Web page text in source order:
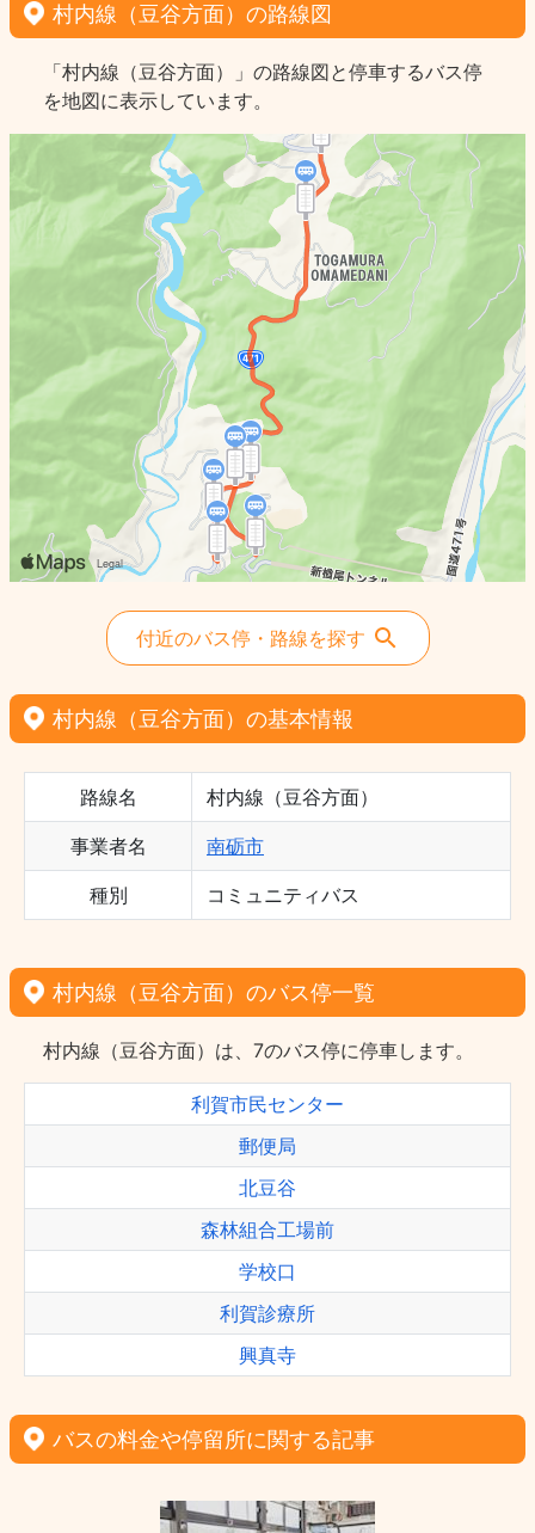
村内線（豆谷方面）の路線図
「村内線（豆谷方面）」の路線図と停車するバス停
を地図に表示しています。
付近のバス停・路線を探す
村内線（豆谷方面）の基本情報
路線名 村内線（豆谷方面）
事業者名 南砺市
種別 コミュニティバス
村内線（豆谷方面）のバス停一覧
村内線（豆谷方面）は、7のバス停に停車します。
利賀市民センター
郵便局
北豆谷
森林組合工場前
学校口
利賀診療所
興真寺
バスの料金や停留所に関する記事